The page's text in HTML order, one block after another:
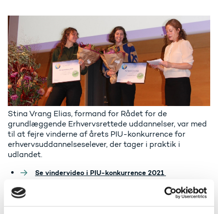
Stina Vrang Elias, formand for Rådet for de
grundlæggende Erhvervsrettede uddannelser, var med
til at fejre vinderne af årets PIU-konkurrence for
erhvervsuddannelseselever, der tager i praktik i
udlandet.
Se vindervideo i PIU-konkurrence 2021